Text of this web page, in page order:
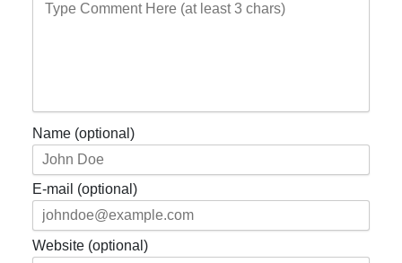
Name (optional)
E-mail (optional)
Website (optional)